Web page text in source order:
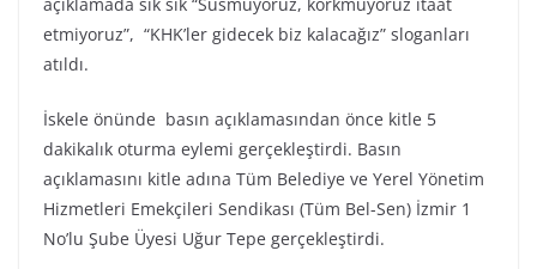
etmiyoruz”, “KHK’ler gidecek biz kalacağız” sloganları
atıldı.
İskele önünde basın açıklamasından önce kitle 5
dakikalık oturma eylemi gerçekleştirdi. Basın
açıklamasını kitle adına Tüm Belediye ve Yerel Yönetim
Hizmetleri Emekçileri Sendikası (Tüm Bel-Sen) İzmir 1
No’lu Şube Üyesi Uğur Tepe gerçekleştirdi.